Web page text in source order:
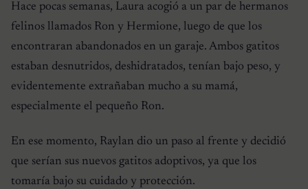
Hace pocas semanas, Laura acogió a un par de hermanos
felinos llamados Ron y Hermione, luego de que los
encontraran abandonados en un garaje. Ambos gatitos
estaban desnutridos, deshidratados, tenían bajo peso, y
evidentemente extrañaban mucho a su mamá,
especialmente el pequeño Ron.
En ese momento, Raylan dio un paso al frente y decidió
que serían sus nuevos gatitos adoptivos, ya que los
tomaría bajo su cuidado y protección.